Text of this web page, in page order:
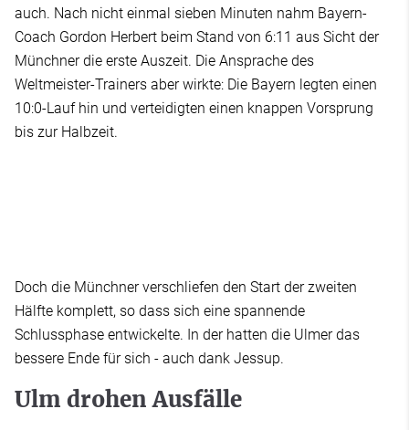
auch. Nach nicht einmal sieben Minuten nahm Bayern-
Coach Gordon Herbert beim Stand von 6:11 aus Sicht der
Münchner die erste Auszeit. Die Ansprache des
Weltmeister-Trainers aber wirkte: Die Bayern legten einen
10:0-Lauf hin und verteidigten einen knappen Vorsprung
bis zur Halbzeit.
Doch die Münchner verschliefen den Start der zweiten
Hälfte komplett, so dass sich eine spannende
Schlussphase entwickelte. In der hatten die Ulmer das
bessere Ende für sich - auch dank Jessup.
Ulm drohen Ausfälle